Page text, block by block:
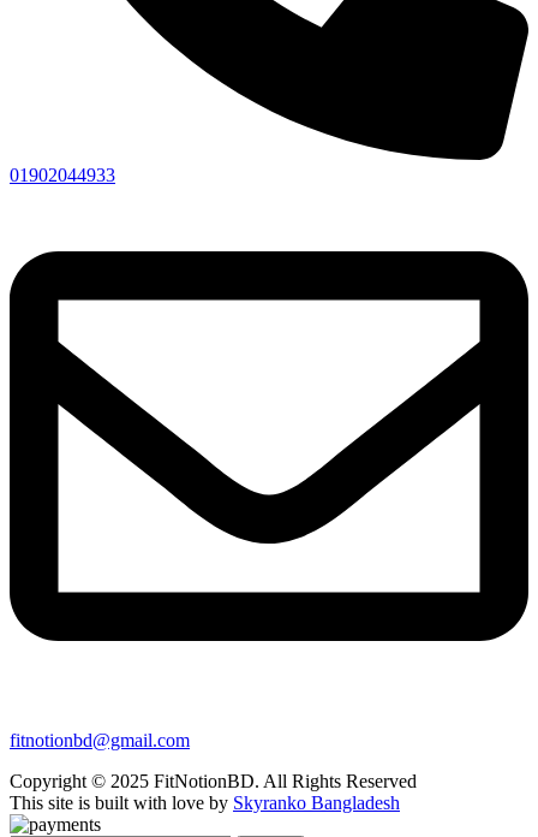
01902044933
fitnotionbd@gmail.com
Copyright © 2025 FitNotionBD. All Rights Reserved
This site is built with love by Skyranko Bangladesh